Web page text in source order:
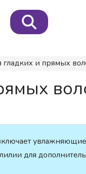
гладких и прямых
для